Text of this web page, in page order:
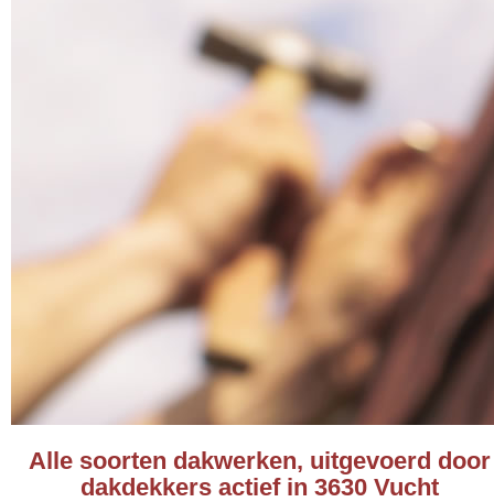
Alle soorten dakwerken, uitgevoerd door
dakdekkers actief in 3630 Vucht